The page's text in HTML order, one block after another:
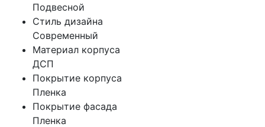
Подвесной
Стиль дизайна
Современный
Материал корпуса
ДСП
Покрытие корпуса
Пленка
Покрытие фасада
Пленка